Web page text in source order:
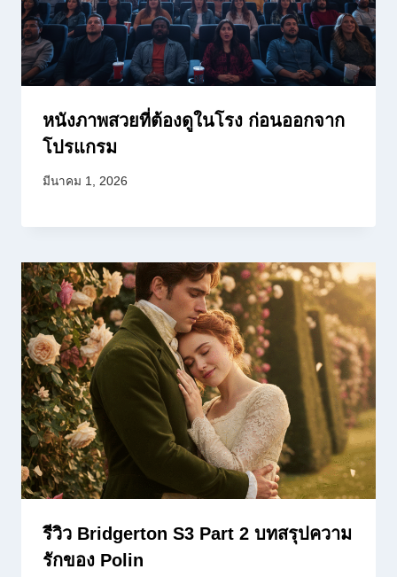
หนังภาพสวยที่ต้องดูในโรง ก่อนออกจาก
โปรแกรม
มีนาคม 1, 2026
รีวิว Bridgerton S3 Part 2 บทสรุปความ
รักของ Polin